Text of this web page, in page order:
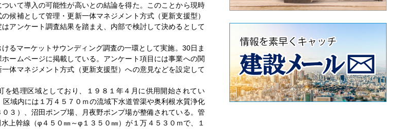
いて導入の可能性が高いとの結論を得た。このことから現時
候補として管理・更新一体マネジメント方式（更新支援型）
アンケート調査結果を踏まえ、内部で検討して決めるとして
るマーケットサウンディング調査の一環として実施。30日ま
ームページに掲載している。アンケート項目には事業への関
体マネジメント方式（更新支援型）への意見などを設定して
を処理区域としており、１９８１年４月に供用開始されてい
域内には１万４５７０ｍの流域下水道管渠や奥利根水質浄化
３）、沼田ポンプ場、月夜野ポンプ場が整備されている。管
上幹線（φ４５０㎜～φ１３５０㎜）が１万４５３０ｍで、１